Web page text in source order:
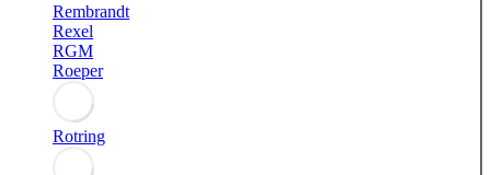
Rembrandt
Rexel
RGM
Roeper
Rotring